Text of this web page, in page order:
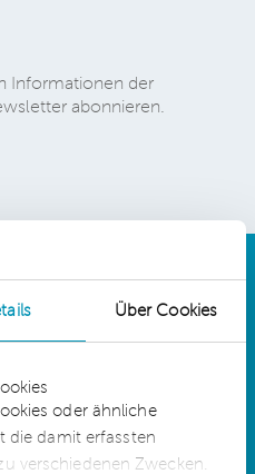
Über Cookies
oder ähnliche
die damit erfassten
verschiedenen Zwecken.
Informationen der
abonnieren.
of